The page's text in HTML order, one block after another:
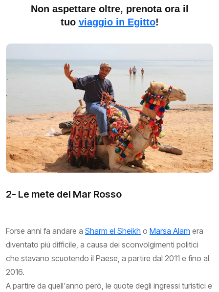
Non aspettare oltre, prenota ora il
tuo viaggio in Egitto!
2- Le mete del Mar Rosso
Forse anni fa andare a Sharm el Sheikh o Marsa Alam era
diventato più difficile, a causa dei sconvolgimenti politici
che stavano scuotendo il Paese, a partire dal 2011 e fino al
2016.
A partire da quell'anno però, le quote degli ingressi turistici e